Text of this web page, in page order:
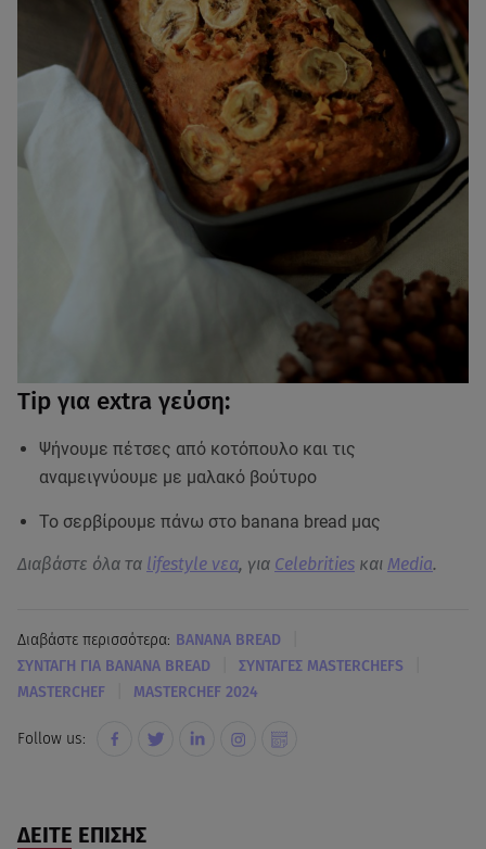
Tip για extra γεύση:
Ψήνουμε πέτσες από κοτόπουλο και τις
αναμειγνύουμε με μαλακό βούτυρο
Το σερβίρουμε πάνω στο banana bread μας
Διαβάστε όλα τα lifestyle νεα, για Celebrities και Media.
Διαβάστε περισσότερα: BANANA BREAD
ΣΥΝΤΑΓΗ ΓΙΑ BANANA BREAD ΣΥΝΤΑΓΕΣ MASTERCHEFS
MASTERCHEF MASTERCHEF 2024
Follow us:
ΔΕΙΤΕ ΕΠΙΣΗΣ